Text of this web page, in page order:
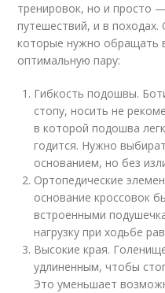
тренировок, но и просто
путешествий, и в походах.
которые нужно обращать
оптимальную пару:
Гибкость подошвы.
стопу, носить не
в которой подошва
годится. Нужно
основанием, но без
Ортопедические
основание кроссовок
встроенными
нагрузку при ходьбе
Высокие края.
удлиненным, чтобы
Это уменьшает